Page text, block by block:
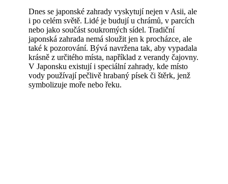
Dnes se japonské zahrady vyskytují nejen v Asii, ale
i po celém světě. Lidé je budují u chrámů, v parcích
nebo jako součást soukromých sídel. Tradiční
japonská zahrada nemá sloužit jen k procházce, ale
také k pozorování. Bývá navržena tak, aby vypadala
krásně z určitého místa, například z verandy čajovny.
V Japonsku existují i speciální zahrady, kde místo
vody používají pečlivě hrabaný písek či štěrk, jenž
symbolizuje moře nebo řeku.